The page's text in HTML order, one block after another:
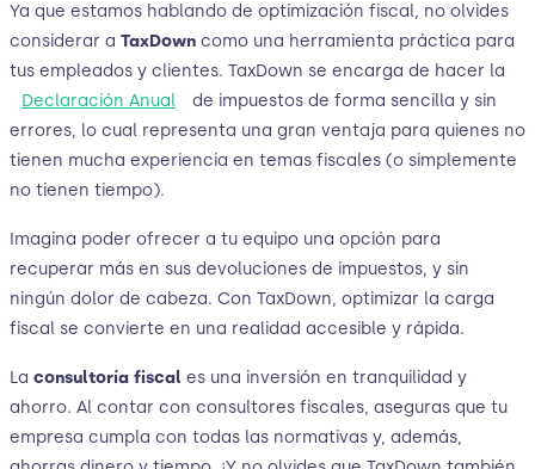
Ya que estamos hablando de optimización fiscal, no olvides
considerar a TaxDown como una herramienta práctica para
tus empleados y clientes. TaxDown se encarga de hacer la
Declaración Anual
de impuestos de forma sencilla y sin
errores, lo cual representa una gran ventaja para quienes no
tienen mucha experiencia en temas fiscales (o simplemente
no tienen tiempo).
Imagina poder ofrecer a tu equipo una opción para
recuperar más en sus devoluciones de impuestos, y sin
ningún dolor de cabeza. Con TaxDown, optimizar la carga
fiscal se convierte en una realidad accesible y rápida.
La consultoría fiscal es una inversión en tranquilidad y
ahorro. Al contar con consultores fiscales, aseguras que tu
empresa cumpla con todas las normativas y, además,